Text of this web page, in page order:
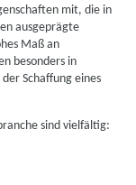
mit, die in
ausgeprägte
Maß an
besonders in
Schaffung eines
sind vielfältig: